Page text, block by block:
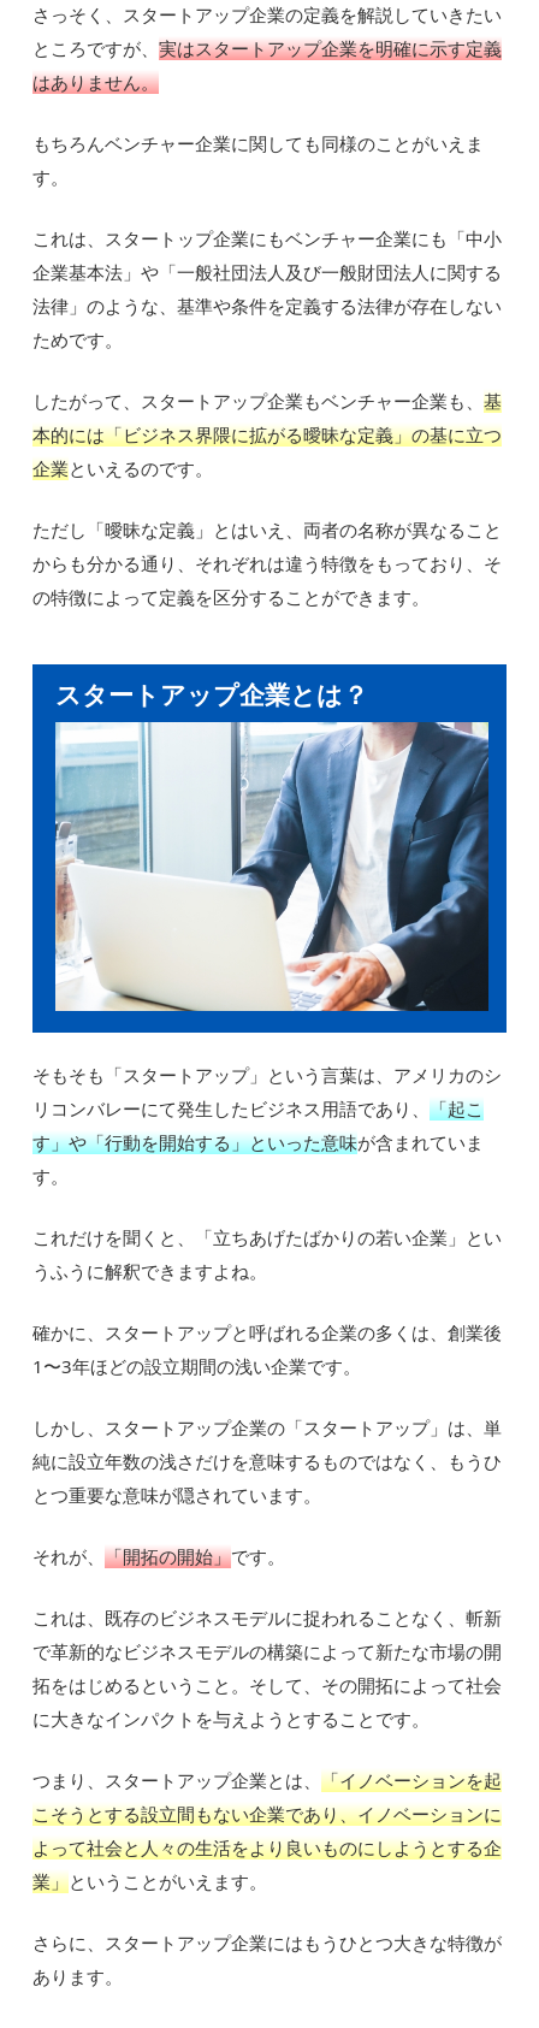
さっそく、スタートアップ企業の定義を解説していきたい
ところですが、実はスタートアップ企業を明確に示す定義
はありません。
もちろんベンチャー企業に関しても同様のことがいえま
す。
これは、スタートップ企業にもベンチャー企業にも「中小
企業基本法」や「一般社団法人及び一般財団法人に関する
法律」のような、基準や条件を定義する法律が存在しない
ためです。
したがって、スタートアップ企業もベンチャー企業も、基
本的には「ビジネス界隈に拡がる曖昧な定義」の基に立つ
企業といえるのです。
ただし「曖昧な定義」とはいえ、両者の名称が異なること
からも分かる通り、それぞれは違う特徴をもっており、そ
の特徴によって定義を区分することができます。
スタートアップ企業とは？
そもそも「スタートアップ」という言葉は、アメリカのシ
リコンバレーにて発生したビジネス用語であり、「起こ
す」や「行動を開始する」といった意味が含まれていま
す。
これだけを聞くと、「立ちあげたばかりの若い企業」とい
うふうに解釈できますよね。
確かに、スタートアップと呼ばれる企業の多くは、創業後
1〜3年ほどの設立期間の浅い企業です。
しかし、スタートアップ企業の「スタートアップ」は、単
純に設立年数の浅さだけを意味するものではなく、もうひ
とつ重要な意味が隠されています。
それが、「開拓の開始」です。
これは、既存のビジネスモデルに捉われることなく、斬新
で革新的なビジネスモデルの構築によって新たな市場の開
拓をはじめるということ。そして、その開拓によって社会
に大きなインパクトを与えようとすることです。
つまり、スタートアップ企業とは、「イノベーションを起
こそうとする設立間もない企業であり、イノベーションに
よって社会と人々の生活をより良いものにしようとする企
業」ということがいえます。
さらに、スタートアップ企業にはもうひとつ大きな特徴が
あります。